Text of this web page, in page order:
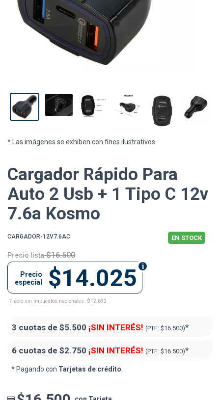
* Las imágenes se exhiben con fines ilustrativos.
Cargador Rápido Para
Auto 2 Usb + 1 Tipo C 12v
7.6a Kosmo
CARGADOR-12V7.6AC EN STOCK
Precio lista $16.500
$14.025
Precio
especial
Precio sin impuestos nacionales: $12.692
3 cuotas de $5.500 ¡SIN INTERÉS! (PTF: $16.500)*
6 cuotas de $2.750 ¡SIN INTERÉS! (PTF: $16.500)*
* Pagando con Tarjetas de crédito.